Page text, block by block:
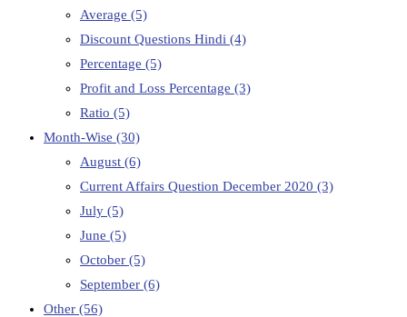
Average (5)
Discount Questions Hindi (4)
Percentage (5)
Profit and Loss Percentage (3)
Ratio (5)
Month-Wise (30)
August (6)
Current Affairs Question December 2020 (3)
July (5)
June (5)
October (5)
September (6)
Other (56)